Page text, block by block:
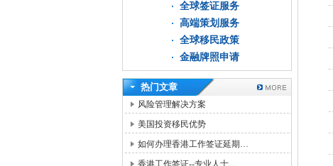
全球签证服务
高端策划服务
全球移民政策
金融牌照申请
热门文章
风险管理解决方案
美国投资移民优势
如何办理香港工作签证延期…
香港工作签证--专业人士…